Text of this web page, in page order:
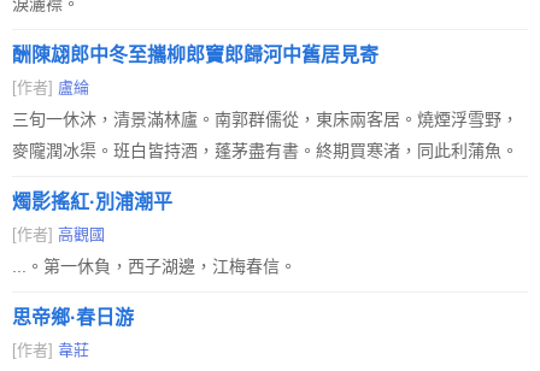
酬陳翃郎中冬至攜柳郎竇郎歸河中舊居見寄
[作者] 盧綸
三旬一休沐，清景滿林廬。南郭群儒從，東床兩客居。燒煙浮雪野，
麥隴潤冰渠。班白皆持酒，蓬茅盡有書。終期買寒渚，同此利蒲魚。
燭影搖紅·別浦潮平
[作者] 高觀國
...。第一休負，西子湖邊，江梅春信。
思帝鄉·春日游
[作者] 韋莊